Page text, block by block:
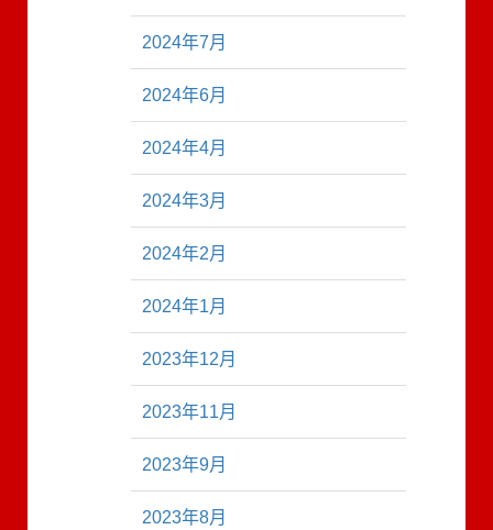
2024年7月
2024年6月
2024年4月
2024年3月
2024年2月
2024年1月
2023年12月
2023年11月
2023年9月
2023年8月